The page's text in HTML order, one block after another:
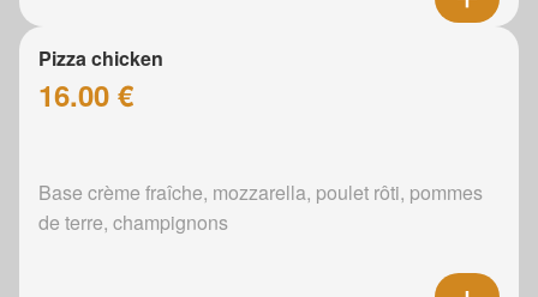
Pizza chicken
16.00 €
Base crème fraîche, mozzarella, poulet rôti, pommes
de terre, champignons